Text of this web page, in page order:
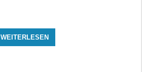
WEITERLESEN